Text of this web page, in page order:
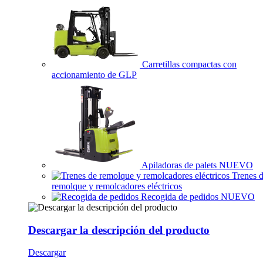
Carretillas compactas con
accionamiento de GLP
Apiladoras de palets NUEVO
Trenes
remolque y remolcadores eléctricos
Recogida de pedidos NUEVO
Descargar la descripción del producto
Descargar